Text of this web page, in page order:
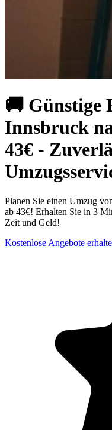
🚚 Günstige
Innsbruck
43€ -
Planen Sie einen Umzug
ab 43€! Erhalten Sie in 3
Zeit und Geld!
Kostenlose Angebote